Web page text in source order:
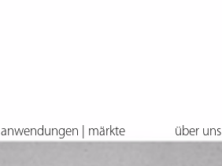
anwendungen | märkte über uns